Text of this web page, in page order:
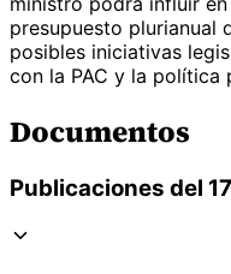
presupuesto plurianual
posibles iniciativas
con la PAC y la política
Documentos
Publicaciones del